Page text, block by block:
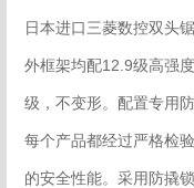
日本进口三菱数控双头
外框架均配12.9级高强
级，不变形。配置专用
每个产品都经过严格检
的安全性能。采用防撬